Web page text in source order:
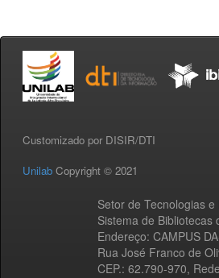
Customizado por DISIR/DTI
Unilab Copyright © 2021
Setor de Tecnologias
Sistema de Bibliotecas
Endereço: CAMPUS
Rua José Franco de
CEP.: 62.790-970,